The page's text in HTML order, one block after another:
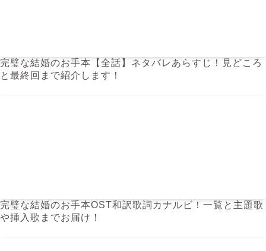
完璧な結婚のお手本【全話】ネタバレあらすじ！見どころ
と最終回まで紹介します！
完璧な結婚のお手本OST和訳歌詞カナルビ！一覧と主題歌
や挿入歌までお届け！